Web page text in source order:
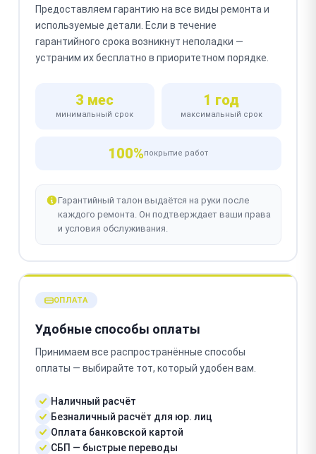
Предоставляем гарантию на все виды ремонта и
используемые детали. Если в течение
гарантийного срока возникнут неполадки —
устраним их бесплатно в приоритетном порядке.
3 мес
минимальный срок
1 год
максимальный срок
100%покрытие работ
Гарантийный талон выдаётся на руки после
каждого ремонта. Он подтверждает ваши права
и условия обслуживания.
ОПЛАТА
Удобные способы оплаты
Принимаем все распространённые способы
оплаты — выбирайте тот, который удобен вам.
Наличный расчёт
Безналичный расчёт для юр. лиц
Оплата банковской картой
СБП — быстрые переводы